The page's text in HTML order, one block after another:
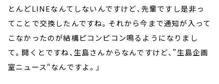
とんどLINEなんてしないんですけど、先輩ですし是非っ
てことで交換したんですね。それから今まで通知が入って
こなかったのが結構ピコンピコン鳴るようになりまし
て。開くとですね、生島さんからなんですけど、”生島企画
室ニュース“なんですよ。」